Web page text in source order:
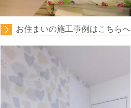
お住まいの施工事例はこちらへ